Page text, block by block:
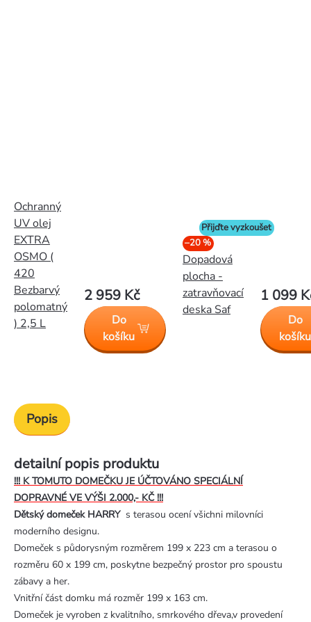
Ochranný
UV olej
EXTRA
OSMO (
420
Bezbarvý
polomatný
) 2,5 L
2 959 Kč
Do
košíku
Přijďte vyzkoušet
–20 %
Dopadová
plocha -
zatravňovací
deska Saf
1 099
Do
košíku
Popis
detailní popis produktu
!!! K TOMUTO DOMEČKU JE ÚČTOVÁNO SPECIÁLNÍ
DOPRAVNÉ VE VÝŠI 2.000,- KČ !!!
Dětský domeček HARRY s terasou ocení všichni milovníci
moderního designu.
Domeček s půdorysným rozměrem 199 x 223 cm a terasou o
rozměru 60 x 199 cm, poskytne bezpečný prostor pro spoustu
zábavy a her.
Vnitřní část domku má rozměr 199 x 163 cm.
Domeček je vyroben z kvalitního, smrkového dřeva,v provedení